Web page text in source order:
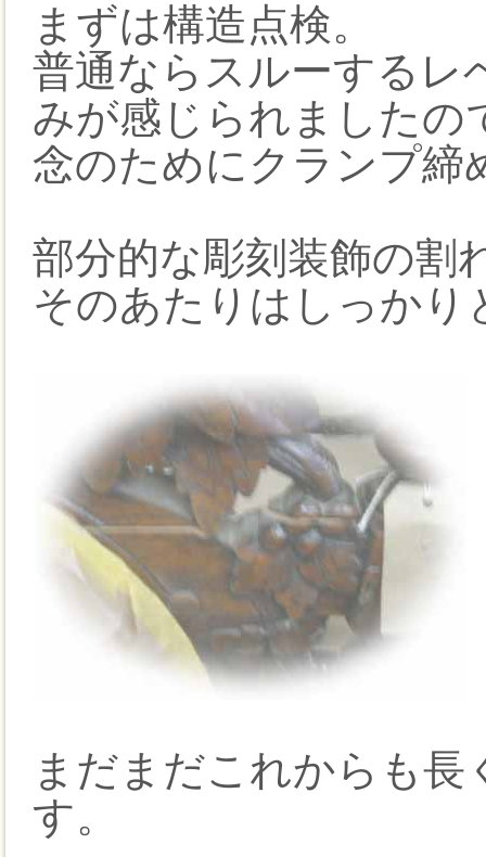
まずは構造点検。
普通ならスルーするレ
みが感じられましたの
念のためにクランプ締
部分的な彫刻装飾の割
そのあたりはしっかり
まだまだこれからも
す。